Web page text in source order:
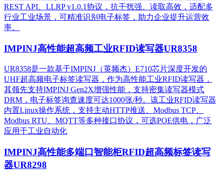
REST API、LLRP v1.0.1协议，抗干扰强、读取高效，适配多
行业工业场景，可精准识别电子标签，助力企业提升运营效
率。
IMPINJ高性能超高频工业RFID读写器UR8358
UR8358是一款基于IMPINJ（英频杰）E710芯片深度开发的
UHF超高频电子标签读写器，作为高性能工业RFID读写器，
其领先支持IMPINJ Gen2X增强性能，支持密集读写器模式
DRM，电子标签询查速度可达1000张/秒。该工业RFID读写器
内置Linux操作系统，支持主动HTTP推送、Modbus TCP、
Modbus RTU、MQTT等多种接口协议，可选POE供电，广泛
应用于工业自动化
IMPINJ高性能多端口智能柜RFID超高频标签读写
器UR8298